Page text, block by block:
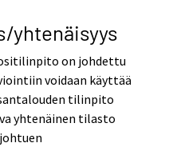
yhtenäisyys
on johdettu
voidaan käyttää
tilinpito
yhtenäinen tilasto